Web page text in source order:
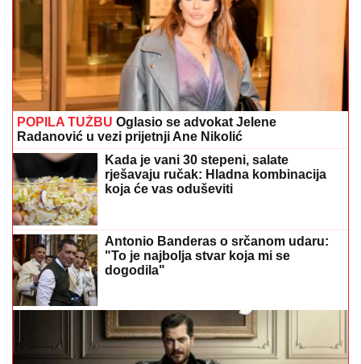
POPILA TUŽBU Oglasio se advokat Jelene
Radanović u vezi prijetnji Ane Nikolić
Kada je vani 30 stepeni, salate
rješavaju ručak: Hladna kombinacija
koja će vas oduševiti
Antonio Banderas o srčanom udaru:
"To je najbolja stvar koja mi se
dogodila"